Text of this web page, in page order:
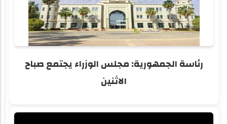
رئاسة الجمهورية: مجلس الوزراء يجتمع صباح
الاثنين